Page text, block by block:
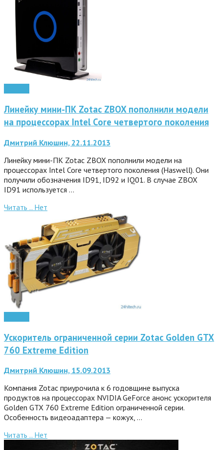
Линейку мини-ПК Zotac ZBOX пополнили модели
на процессорах Intel Core четвертого поколения
Дмитрий Клюшин, 22.11.2013
Линейку мини-ПК Zotac ZBOX пополнили модели на
процессорах Intel Core четвертого поколения (Haswell). Они
получили обозначения ID91, ID92 и IQ01. В случае ZBOX
ID91 используется …
Читать .. Нет
Ускоритель ограниченной серии Zotac Golden GTX
760 Extreme Edition
Дмитрий Клюшин, 15.09.2013
Компания Zotac приурочила к 6 годовщине выпуска
продуктов на процессорах NVIDIA GeForce анонс ускорителя
Golden GTX 760 Extreme Edition ограниченной серии.
Особенность видеоадаптера — кожух, …
Читать .. Нет